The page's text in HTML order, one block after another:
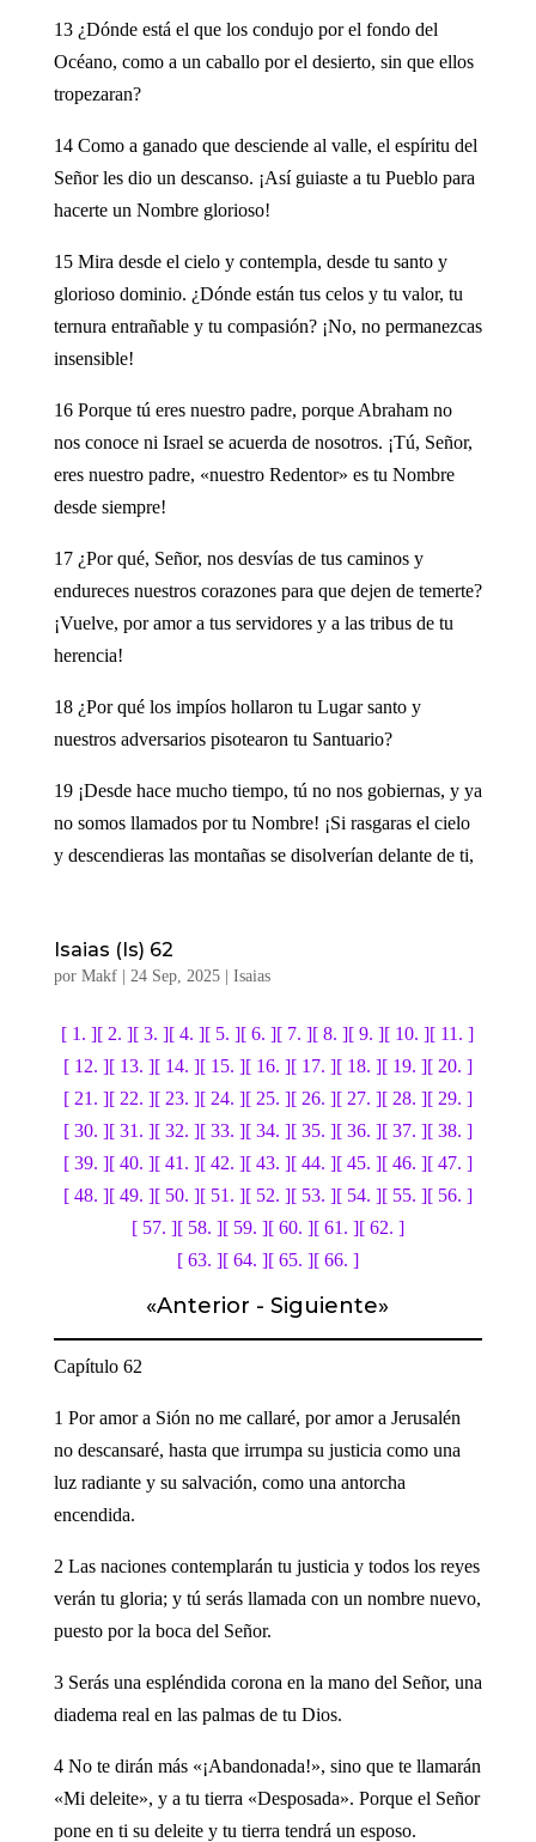
13 ¿Dónde está el que los condujo por el fondo del
Océano, como a un caballo por el desierto, sin que ellos
tropezaran?
14 Como a ganado que desciende al valle, el espíritu del
Señor les dio un descanso. ¡Así guiaste a tu Pueblo para
hacerte un Nombre glorioso!
15 Mira desde el cielo y contempla, desde tu santo y
glorioso dominio. ¿Dónde están tus celos y tu valor, tu
ternura entrañable y tu compasión? ¡No, no permanezcas
insensible!
16 Porque tú eres nuestro padre, porque Abraham no
nos conoce ni Israel se acuerda de nosotros. ¡Tú, Señor,
eres nuestro padre, «nuestro Redentor» es tu Nombre
desde siempre!
17 ¿Por qué, Señor, nos desvías de tus caminos y
endureces nuestros corazones para que dejen de temerte?
¡Vuelve, por amor a tus servidores y a las tribus de tu
herencia!
18 ¿Por qué los impíos hollaron tu Lugar santo y
nuestros adversarios pisotearon tu Santuario?
19 ¡Desde hace mucho tiempo, tú no nos gobiernas, y ya
no somos llamados por tu Nombre! ¡Si rasgaras el cielo
y descendieras las montañas se disolverían delante de ti,
Isaias (Is) 62
por Makf| 24 Sep, 2025| Isaias
[ 1. ][ 2. ][ 3. ][ 4. ][ 5. ][ 6. ][ 7. ][ 8. ][ 9. ][ 10. ][ 11. ]
[ 12. ][ 13. ][ 14. ][ 15. ][ 16. ][ 17. ][ 18. ][ 19. ][ 20. ]
[ 21. ][ 22. ][ 23. ][ 24. ][ 25. ][ 26. ][ 27. ][ 28. ][ 29. ]
[ 30. ][ 31. ][ 32. ][ 33. ][ 34. ][ 35. ][ 36. ][ 37. ][ 38. ]
[ 39. ][ 40. ][ 41. ][ 42. ][ 43. ][ 44. ][ 45. ][ 46. ][ 47. ]
[ 48. ][ 49. ][ 50. ][ 51. ][ 52. ][ 53. ][ 54. ][ 55. ][ 56. ]
[ 57. ][ 58. ][ 59. ][ 60. ][ 61. ][ 62. ]
[ 63. ][ 64. ][ 65. ][ 66. ]
«Anterior -Siguiente»
Capítulo 62
1 Por amor a Sión no me callaré, por amor a Jerusalén
no descansaré, hasta que irrumpa su justicia como una
luz radiante y su salvación, como una antorcha
encendida.
2 Las naciones contemplarán tu justicia y todos los reyes
verán tu gloria; y tú serás llamada con un nombre nuevo,
puesto por la boca del Señor.
3 Serás una espléndida corona en la mano del Señor, una
diadema real en las palmas de tu Dios.
4 No te dirán más «¡Abandonada!», sino que te llamarán
«Mi deleite», y a tu tierra «Desposada». Porque el Señor
pone en ti su deleite y tu tierra tendrá un esposo.